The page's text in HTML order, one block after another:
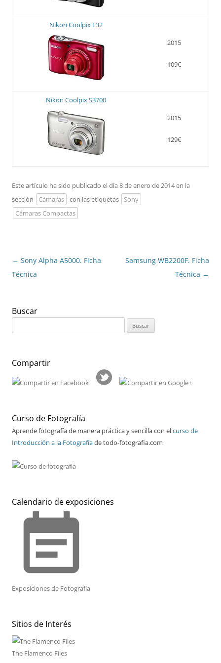
Nikon Coolpix L32
2015
109€
Nikon Coolpix S3700
2015
129€
Este artículo ha sido publicado el día 8 de enero de 2014 en la
sección
Cámaras con las etiquetas
Sony
Cámaras Compactas
Navegación
de
← Sony Alpha A5000. Ficha
Técnica
Samsung WB2200F. Ficha
Técnica →
Buscar
Compartir
Curso de Fotografía
Aprende fotografía de manera práctica y sencilla con elcurso de
Introducción a la Fotografíade todo-fotografia.com
Calendario de exposiciones
event_note
Exposiciones de Fotografía
Sitios de Interés
The Flamenco Files